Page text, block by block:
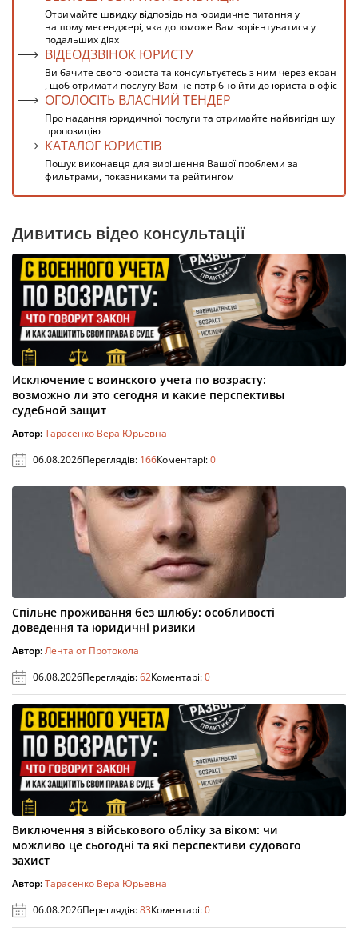
Отримайте швидку відповідь на юридичне питання у
нашому месенджері, яка допоможе Вам зорієнтуватися у
подальших діях
ВІДЕОДЗВІНОК ЮРИСТУ
Ви бачите свого юриста та консультуєтесь з ним через екран
, щоб отримати послугу Вам не потрібно йти до юриста в офіс
ОГОЛОСІТЬ ВЛАСНИЙ ТЕНДЕР
Про надання юридичної послуги та отримайте найвигіднішу
пропозицію
КАТАЛОГ ЮРИСТІВ
Пошук виконавця для вирішення Вашої проблеми за
фильтрами, показниками та рейтингом
Дивитись відео консультації
Исключение с воинского учета по возрасту:
возможно ли это сегодня и какие перспективы
судебной защит
Автор:Тарасенко Вера Юрьевна
06.08.2026Переглядів: 166Коментарі:0
Спільне проживання без шлюбу: особливості
доведення та юридичні ризики
Автор:Лента от Протокола
06.08.2026Переглядів:62Коментарі:0
Виключення з військового обліку за віком: чи
можливо це сьогодні та які перспективи судового
захист
Автор:Тарасенко Вера Юрьевна
06.08.2026Переглядів:83Коментарі:0